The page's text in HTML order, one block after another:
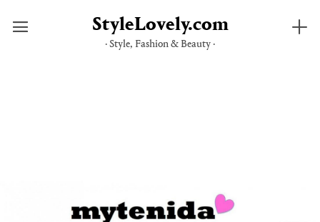
StyleLovely.com
· Style, Fashion & Beauty ·